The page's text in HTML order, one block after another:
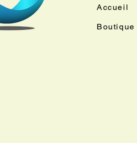
Accueil
Boutique